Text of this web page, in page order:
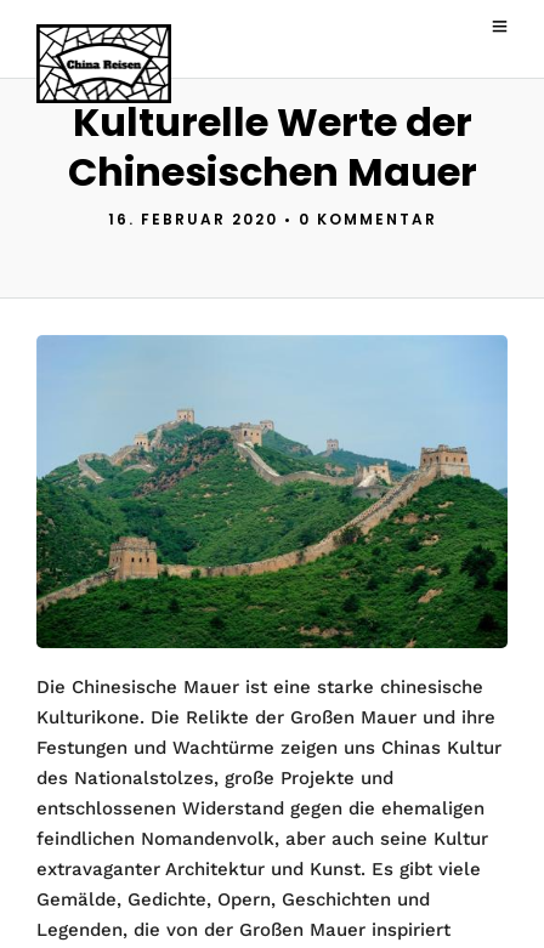
Kulturelle Werte der
Chinesischen Mauer
16. FEBRUAR 2020 • 0 KOMMENTAR
Die Chinesische Mauer ist eine starke chinesische
Kulturikone. Die Relikte der Großen Mauer und ihre
Festungen und Wachtürme zeigen uns Chinas Kultur
des Nationalstolzes, große Projekte und
entschlossenen Widerstand gegen die ehemaligen
feindlichen Nomandenvolk, aber auch seine Kultur
extravaganter Architektur und Kunst. Es gibt viele
Gemälde, Gedichte, Opern, Geschichten und
Legenden, die von der Großen Mauer inspiriert